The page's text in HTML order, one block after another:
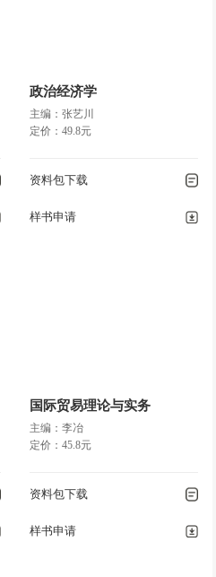
政治经济学
主编：张艺川
定价：49.8元
资料包下载
样书申请
国际贸易理论与实务
主编：李冶
定价：45.8元
资料包下载
样书申请